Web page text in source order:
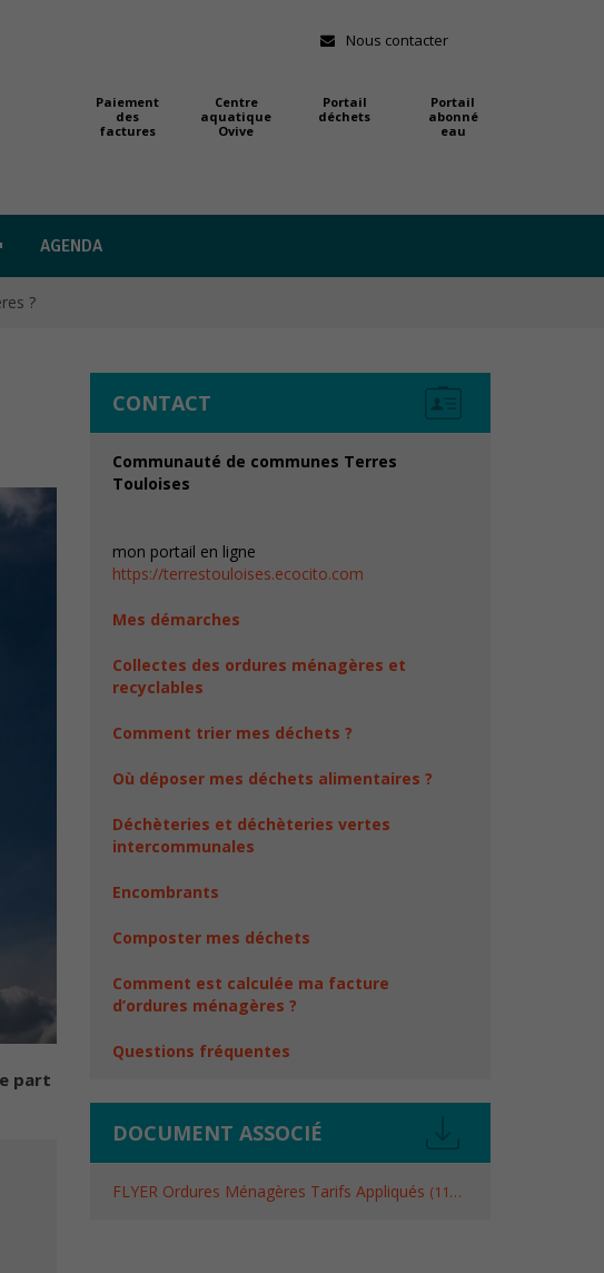
Nous contacter
Paiement
des
factures
Centre
aquatique
Ovive
Portail
déchets
Portail
abonné
eau
AGENDA
?
part
CONTACT
Communauté de communes Terres
Touloises
mon portail en ligne
https://terrestouloises.ecocito.com
Mes démarches
Collectes des ordures ménagères et
recyclables
Comment trier mes déchets ?
Où déposer mes déchets alimentaires ?
Déchèteries et déchèteries vertes
intercommunales
Encombrants
Composter mes déchets
Comment est calculée ma facture
d’ordures ménagères ?
Questions fréquentes
DOCUMENT ASSOCIÉ
FLYER Ordures Ménagères Tarifs Appliqués 114,62